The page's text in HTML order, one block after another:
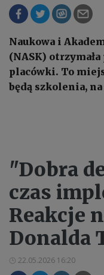
Naukowa i
(NASK)
placówki. To
będą szkolenia,
"Dobra
czas
Reakcje
Donalda
22.05.2026 16:20